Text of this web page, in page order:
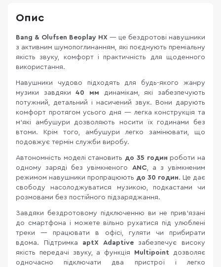
Опис
Bang & Olufsen Beoplay HX — це бездротові навушники
з активним шумопоглинанням, які поєднують преміальну
якість звуку, комфорт і практичність для щоденного
використання.
Навушники чудово підходять для будь-якого жанру
музики завдяки40 мм динамікам, які забезпечують
потужний, детальний і насичений звук. Вони дарують
комфорт протягом усього дня — легка конструкція та
м’які амбушури дозволяють носити їх годинами без
втоми. Крім того, амбушури легко замінювати, що
подовжує термін служби виробу.
Автономність моделі становить до 35 годинроботи на
одному заряді без увімкненого ANC, а з увімкненим
режимом навушники пропрацюють до 30 годин. Це дає
свободу насолоджуватися музикою, подкастами чи
розмовами без постійного підзаряджання.
Завдяки бездротовому підключенню ви не прив’язані
до смартфона і можете вільно рухатися під улюблені
треки — працювати в офісі, гуляти чи прибирати
вдома. Підтримка aptX Adaptiveзабезпечує високу
якість передачі звуку, а функція Multipoint дозволяє
одночасно підключати два пристрої і легко